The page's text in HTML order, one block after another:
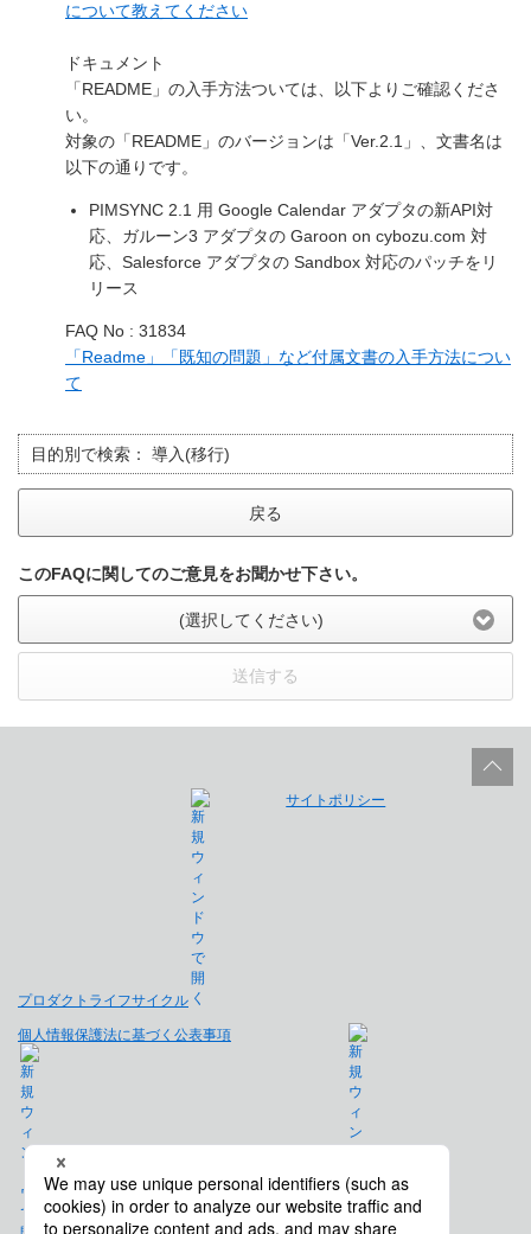
について教えてください
ドキュメント
「README」の入手方法ついては、以下よりご確認くださ
い。
対象の「README」のバージョンは「Ver.2.1」、文書名は
以下の通りです。
PIMSYNC 2.1 用 Google Calendar アダプタの新API対
応、ガルーン3 アダプタの Garoon on cybozu.com 対
応、Salesforce アダプタの Sandbox 対応のパッチをリ
リース
FAQ No : 31834
「Readme」「既知の問題」など付属文書の入手方法につい
て
目的別で検索： 導入(移行)
戻る
このFAQに関してのご意見をお聞かせ下さい。
(選択してください)
送信する
プロダクトライフサイクル
サイトポリシー
個人情報保護法に基づく公表事項